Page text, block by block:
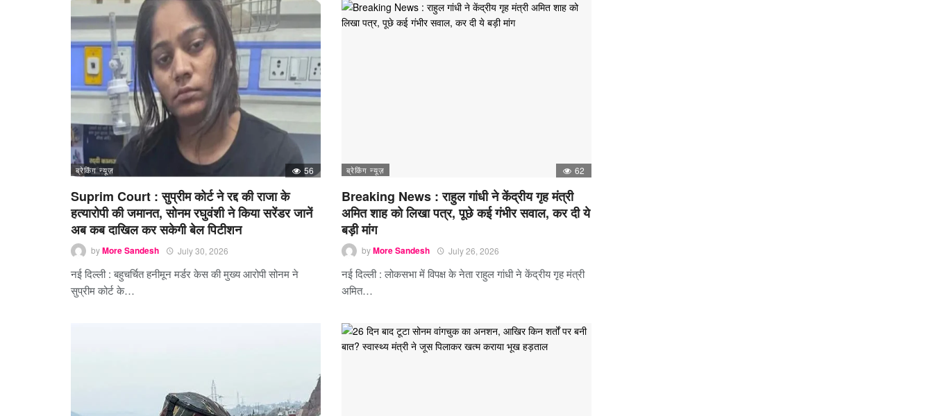
ब्रेकिंग न्यूज़ 56
Suprim Court : सुप्रीम कोर्ट ने रद्द की राजा के
हत्यारोपी की जमानत, सोनम रघुवंशी ने किया सरेंडर जानें
अब कब दाखिल कर सकेगी बेल पिटीशन
byMore Sandesh July 30, 2026
नई दिल्ली : बहुचर्चित हनीमून मर्डर केस की मुख्य आरोपी सोनम ने
सुप्रीम कोर्ट के…
ब्रेकिंग न्यूज़ 62
Breaking News : राहुल गांधी ने केंद्रीय गृह मंत्री
अमित शाह को लिखा पत्र, पूछे कई गंभीर सवाल, कर दी ये
बड़ी मांग
byMore Sandesh July 26, 2026
नई दिल्ली : लोकसभा में विपक्ष के नेता राहुल गांधी ने केंद्रीय गृह मंत्री
अमित…